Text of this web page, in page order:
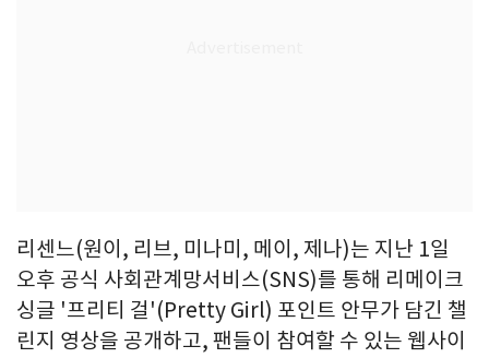
리센느(원이, 리브, 미나미, 메이, 제나)는 지난 1일
오후 공식 사회관계망서비스(SNS)를 통해 리메이크
싱글 '프리티 걸'(Pretty Girl) 포인트 안무가 담긴 챌
린지 영상을 공개하고, 팬들이 참여할 수 있는 웹사이